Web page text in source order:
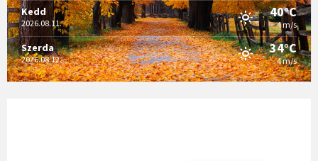
Kedd
2026.08.11.
40°C
4 m/s
Szerda
2026.08.12.
34°C
4 m/s